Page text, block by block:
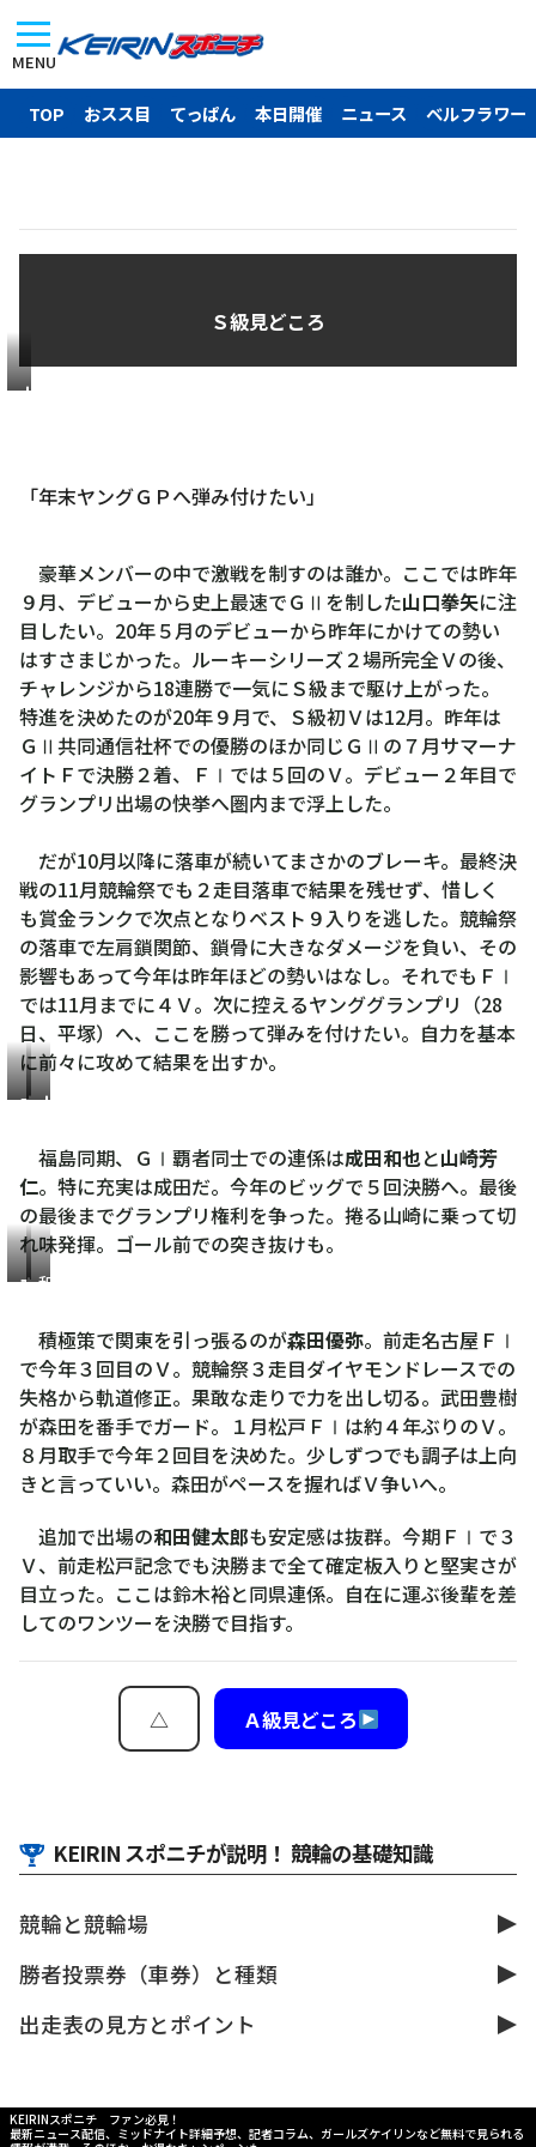
MENU
TOP おスス目 てっぱん 本日開催 ニュース ベルフラワー
Ｓ級見どころ
山
「年末ヤングＧＰへ弾み付けたい」
豪華メンバーの中で激戦を制すのは誰か。ここでは昨年
９月、デビューから史上最速でＧⅡを制した山口拳矢に注
目したい。20年５月のデビューから昨年にかけての勢い
はすさまじかった。ルーキーシリーズ２場所完全Ｖの後、
チャレンジから18連勝で一気にＳ級まで駆け上がった。
特進を決めたのが20年９月で、Ｓ級初Ｖは12月。昨年は
ＧⅡ共同通信社杯での優勝のほか同じＧⅡの７月サマーナ
イトＦで決勝２着、ＦⅠでは５回のＶ。デビュー２年目で
グランプリ出場の快挙へ圏内まで浮上した。
だが10月以降に落車が続いてまさかのブレーキ。最終決
戦の11月競輪祭でも２走目落車で結果を残せず、惜しく
も賞金ランクで次点となりベスト９入りを逃した。競輪祭
の落車で左肩鎖関節、鎖骨に大きなダメージを負い、その
影響もあって今年は昨年ほどの勢いはなし。それでもＦⅠ
では11月までに４Ｖ。次に控えるヤンググランプリ（28
日、平塚）へ、ここを勝って弾みを付けたい。自力を基本
に前々に攻めて結果を出すか。
成
也
山
芳
仁
福島同期、ＧⅠ覇者同士での連係は成田和也と山崎芳
仁。特に充実は成田だ。今年のビッグで５回決勝へ。最後
の最後までグランプリ権利を争った。捲る山崎に乗って切
れ味発揮。ゴール前での突き抜けも。
森
弥
和
健
太
郎
積極策で関東を引っ張るのが森田優弥。前走名古屋ＦⅠ
で今年３回目のＶ。競輪祭３走目ダイヤモンドレースでの
失格から軌道修正。果敢な走りで力を出し切る。武田豊樹
が森田を番手でガード。１月松戸ＦⅠは約４年ぶりのＶ。
８月取手で今年２回目を決めた。少しずつでも調子は上向
きと言っていい。森田がペースを握ればＶ争いへ。
追加で出場の和田健太郎も安定感は抜群。今期ＦⅠで３
Ｖ、前走松戸記念でも決勝まで全て確定板入りと堅実さが
目立った。ここは鈴木裕と同県連係。自在に運ぶ後輩を差
してのワンツーを決勝で目指す。
△ Ａ級見どころ
KEIRIN スポニチが説明！ 競輪の基礎知識
競輪と競輪場
勝者投票券（車券）と種類
出走表の見方とポイント
KEIRINスポニチ ファン必見！
最新ニュース配信、ミッドナイト詳細予想、記者コラム、ガールズケイリンなど無料で見られる